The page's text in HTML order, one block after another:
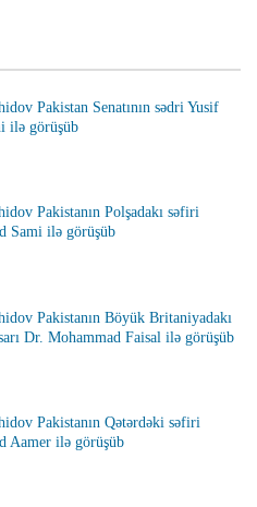
Pakistan Senatının sədri Yusif
ilə görüşüb
Pakistanın Polşadakı səfiri
Sami ilə görüşüb
Pakistanın Böyük Britaniyadakı
Dr. Mohammad Faisal ilə görüşüb
Pakistanın Qətərdəki səfiri
Aamer ilə görüşüb